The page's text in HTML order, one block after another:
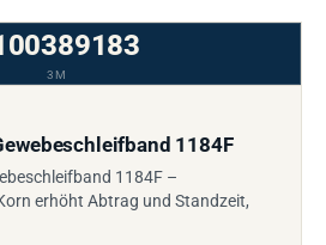
3M
1184F
1184F –
erhöht Abtrag und Standzeit,